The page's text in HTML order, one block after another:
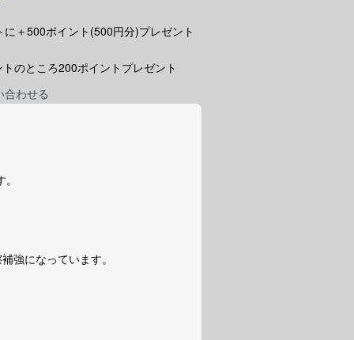
＋500ポイント(500円分)プレゼント
のところ200ポイントプレゼント
合わせる
強になっています。